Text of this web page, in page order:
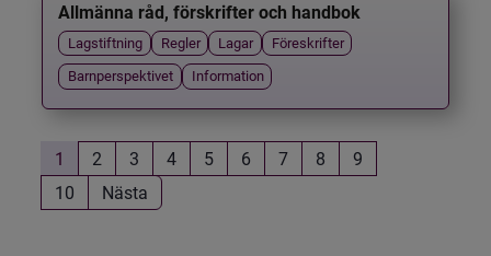
Allmänna råd, förskrifter och handbok
Lagstiftning Regler Lagar
Föreskrifter
Barnperspektivet
Information
1 2 3 4 5 6 7 8
9
10
Nästa